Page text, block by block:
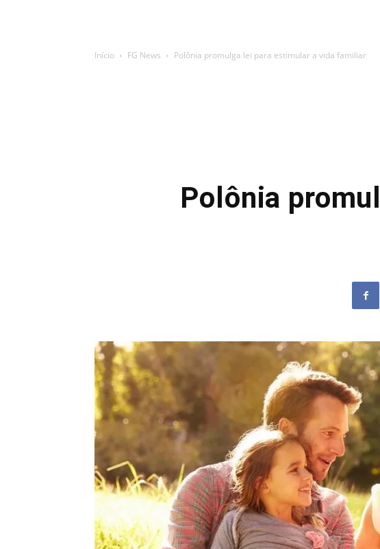
Início FG News Polônia promulga lei para estimular a vida familiar
Polônia